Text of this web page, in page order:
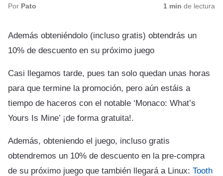
Por Pato 1 min de lectura
Además obteniéndolo (incluso gratis) obtendrás un
10% de descuento en su próximo juego
Casi llegamos tarde, pues tan solo quedan unas horas
para que termine la promoción, pero aún estáis a
tiempo de haceros con el notable ‘Monaco: What’s
Yours Is Mine’ ¡de forma gratuita!.
Además, obteniendo el juego, incluso gratis
obtendremos un 10% de descuento en la pre-compra
de su próximo juego que también llegará a Linux: Tooth